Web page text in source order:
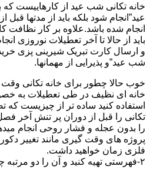
خانه تکانی شب عید از کارهاییست
عید”انجام شود بلکه باید از مدتها
انجام شده باشد.علاوه بر کار
باید از حالا تا آخر تعطیلات نوروزی
و ارسال کارت تبریک شیرینی پزی
شب عید”و پذیرایی از مهمانها.
خوب حالا چطور برای خانه تکانی
خانه ای نظیف در طی تعطیلات به
استفاده کنید ساده تر از چیزیست که
تکانی را قبل از دوران پر تنش آخر فصل
را بدون عجله و فشار روحی انجام
پروژه های وقت گیری مانند تغییر
فلزی زمان خواهید داشت.
۲-فهرستی تهیه کنید و آن را دو مرتبه چک کنید